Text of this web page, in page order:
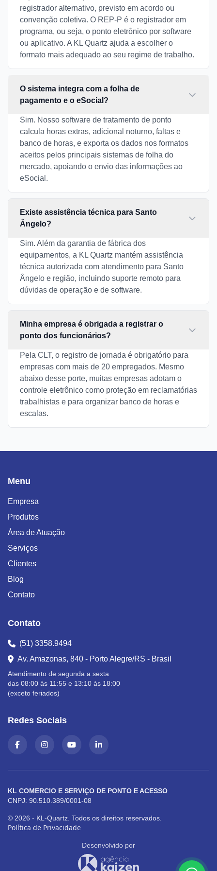
registrador alternativo, previsto em acordo ou
convenção coletiva. O REP-P é o registrador em
programa, ou seja, o ponto eletrônico por software
ou aplicativo. A KL Quartz ajuda a escolher o
formato mais adequado ao seu regime de trabalho.
O sistema integra com a folha de
pagamento e o eSocial?
Sim. Nosso software de tratamento de ponto
calcula horas extras, adicional noturno, faltas e
banco de horas, e exporta os dados nos formatos
aceitos pelos principais sistemas de folha do
mercado, apoiando o envio das informações ao
eSocial.
Existe assistência técnica para Santo
Ângelo?
Sim. Além da garantia de fábrica dos
equipamentos, a KL Quartz mantém assistência
técnica autorizada com atendimento para Santo
Ângelo e região, incluindo suporte remoto para
dúvidas de operação e de software.
Minha empresa é obrigada a registrar o
ponto dos funcionários?
Pela CLT, o registro de jornada é obrigatório para
empresas com mais de 20 empregados. Mesmo
abaixo desse porte, muitas empresas adotam o
controle eletrônico como proteção em reclamatórias
trabalhistas e para organizar banco de horas e
escalas.
Menu
Empresa
Produtos
Área de Atuação
Serviços
Clientes
Blog
Contato
Contato
(51) 3358.9494
Av. Amazonas, 840 - Porto Alegre/RS - Brasil
Atendimento de segunda a sexta
das 08:00 às 11:55 e 13:10 às 18:00
(exceto feriados)
Redes Sociais
KL COMERCIO E SERVIÇO DE PONTO E ACESSO
CNPJ: 90.510.389/0001-08
© 2026 - KL-Quartz. Todos os direitos reservados.
Política de Privacidade
Desenvolvido por